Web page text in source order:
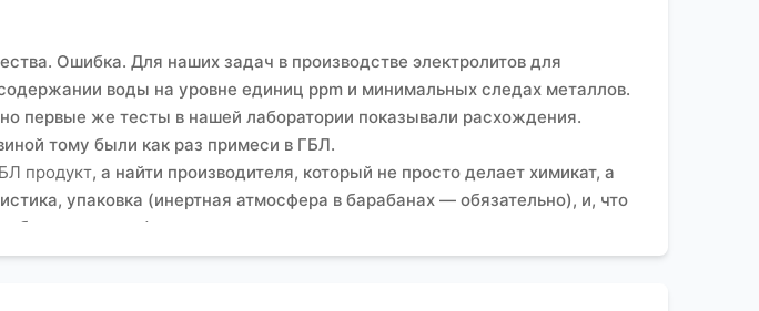
Ошибка. Для наших задач в производстве электролитов для
воды на уровне единиц ppm и минимальных следах металлов.
первые же тесты в нашей лаборатории показывали расхождения.
тому были как раз примеси в ГБЛ.
продукт, а найти производителя, который не просто делает химикат, а
упаковка (инертная атмосфера в барабанах — обязательно), и, что
спецификации на уровне инженеров, а не только менеджеров